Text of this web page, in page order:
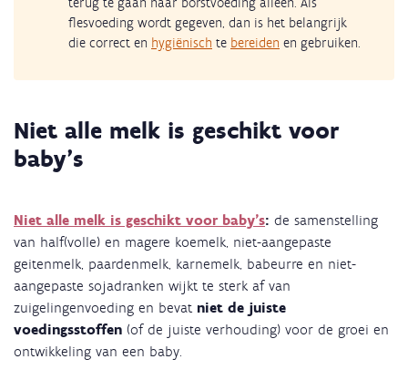
flesvoeding wordt gegeven, dan is het belangrijk
die correct en hygiënisch te bereiden en gebruiken.
Niet alle melk is geschikt voor
baby's
Niet alle melk is geschikt voor baby's: de samenstelling
van half(volle) en magere koemelk, niet-aangepaste
geitenmelk, paardenmelk, karnemelk, babeurre en niet-
aangepaste sojadranken wijkt te sterk af van
zuigelingenvoeding en bevat niet de juiste
voedingsstoffen (of de juiste verhouding) voor de groei en
ontwikkeling van een baby.